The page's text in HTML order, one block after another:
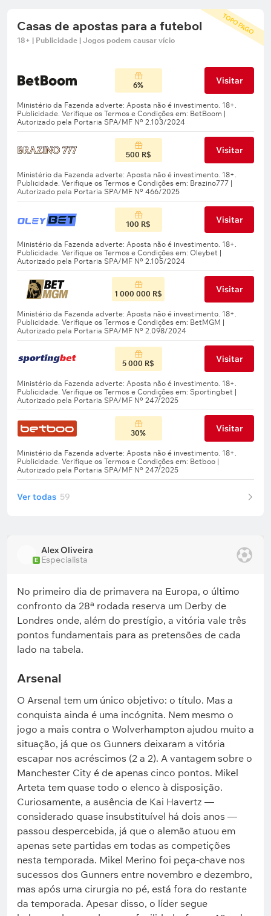
TOPO PAGO
Casas de apostas para a futebol
18+ | Publicidade | Jogos podem causar vício
6% Visitar
500 R$ Visitar
100 R$ Visitar
1 000 000 R$ Visitar
5 000 R$ Visitar
30% Visitar
Ver todas 59
E
Alex Oliveira
Especialista
No primeiro dia de primavera na Europa, o último
confronto da 28ª rodada reserva um Derby de
Londres onde, além do prestígio, a vitória vale três
pontos fundamentais para as pretensões de cada
lado na tabela.
Arsenal
O Arsenal tem um único objetivo: o título. Mas a
conquista ainda é uma incógnita. Nem mesmo o
jogo a mais contra o Wolverhampton ajudou muito a
situação, já que os Gunners deixaram a vitória
escapar nos acréscimos (2 a 2). A vantagem sobre o
Manchester City é de apenas cinco pontos. Mikel
Arteta tem quase todo o elenco à disposição.
Curiosamente, a ausência de Kai Havertz —
considerado quase insubstituível há dois anos —
passou despercebida, já que o alemão atuou em
apenas sete partidas em todas as competições
nesta temporada. Mikel Merino foi peça-chave nos
sucessos dos Gunners entre novembro e dezembro,
mas após uma cirurgia no pé, está fora do restante
da temporada. Apesar disso, o líder segue